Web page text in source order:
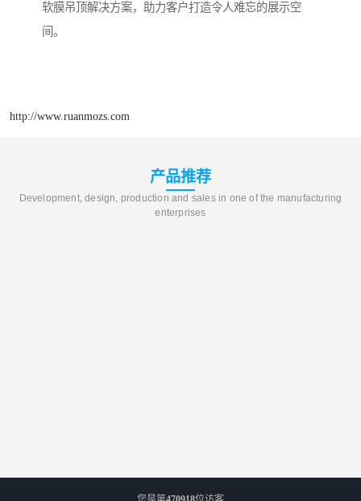
软膜吊顶解决方案，助力客户打造令人难忘的展示空
间。
http://www.ruanmozs.com
产品推荐
Development, design, production and sales in one of the manufacturing
enterprises